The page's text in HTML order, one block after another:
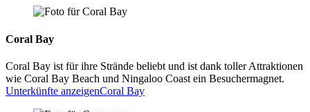
Coral Bay
Coral Bay ist für ihre Strände beliebt und ist dank toller Attraktionen
wie Coral Bay Beach und Ningaloo Coast ein Besuchermagnet.
Unterkünfte anzeigenCoral Bay